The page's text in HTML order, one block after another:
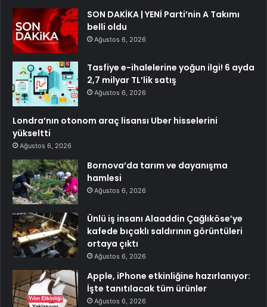
SON DAKİKA | YENİ Parti’nin A Takımı
belli oldu
Ağustos 6, 2026
Tasfiye e-ihalelerine yoğun ilgi! 6 ayda
2,7 milyar TL’lik satış
Ağustos 6, 2026
Londra’nın otonom araç lisansı Uber hisselerini
yükseltti
Ağustos 6, 2026
Bornova’da tarım ve dayanışma
hamlesi
Ağustos 6, 2026
Ünlü iş insanı Alaaddin Çağlıköse’ye
kafede bıçaklı saldırının görüntüleri
ortaya çıktı
Ağustos 6, 2026
Apple, iPhone etkinliğine hazırlanıyor:
İşte tanıtılacak tüm ürünler
Ağustos 6, 2026